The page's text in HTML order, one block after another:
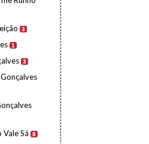
3
1
3
Sá 8